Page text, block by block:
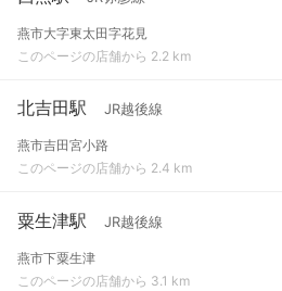
燕市大字東太田字花見
このページの店舗から 2.2 km
北吉田駅 JR越後線
燕市吉田宮小路
このページの店舗から 2.4 km
粟生津駅 JR越後線
燕市下粟生津
このページの店舗から 3.1 km